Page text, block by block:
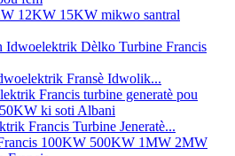
12KW 15KW mikwo santral
Fransè Idwolik...
Francis Turbine Jeneratè...